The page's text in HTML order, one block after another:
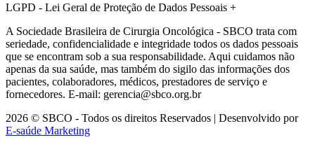
LGPD - Lei Geral de Proteção de Dados Pessoais +
A Sociedade Brasileira de Cirurgia Oncológica - SBCO trata com
seriedade, confidencialidade e integridade todos os dados pessoais
que se encontram sob a sua responsabilidade. Aqui cuidamos não
apenas da sua saúde, mas também do sigilo das informações dos
pacientes, colaboradores, médicos, prestadores de serviço e
fornecedores. E-mail: gerencia@sbco.org.br
2026 © SBCO - Todos os direitos Reservados | Desenvolvido por
E-saúde Marketing